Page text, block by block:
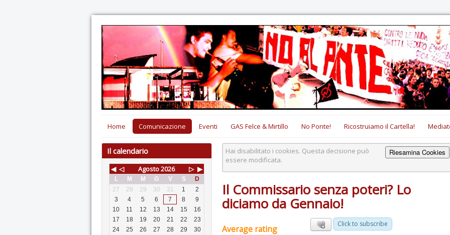
Home Comunicazione Eventi GAS Felce & Mirtillo No Ponte! Ricostruiamo il Cartella!
Il calendario
◀ ◁ Agosto2026 ▷ ▶
L M M G V S
D
27
28 29 30 31 1
2
3
4 5 6 7 8
9
10
11 12 13 14 15
16
17
18 19 20 21 22
23
24
25 26 27 28 29
30
Riesamina Cookies
Hai disabilitato i cookies. Questa decisione può
essere modificata.
Il Commissario senza poteri? Lo
diciamo da Gennaio!
Average rating Click to subscribe